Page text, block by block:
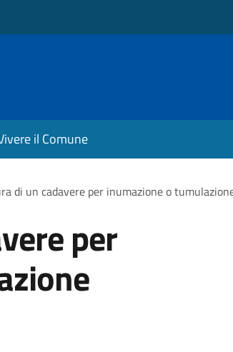
il Comune
di un cadavere per inumazione o
per